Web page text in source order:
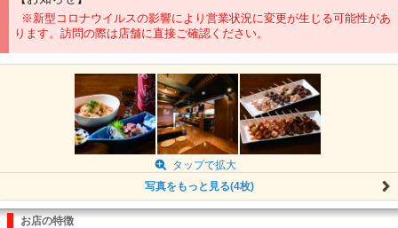
※新型コロナウイルスの影響により営業状況に変更が生じる可能性があ
ります。訪問の際は店舗に直接ご確認ください。
タップで拡大
写真をもっと見る(4枚)
お店の特徴